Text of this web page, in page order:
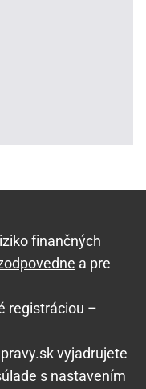
finančných
a pre
registráciou –
vyjadrujete
s nastavením